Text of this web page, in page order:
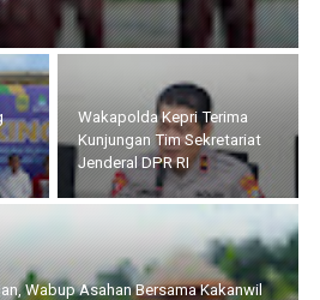
Wakapolda Kepri Terima
Kunjungan Tim Sekretariat
Jenderal DPR RI
Wabup Asahan Bersama Kakanwil